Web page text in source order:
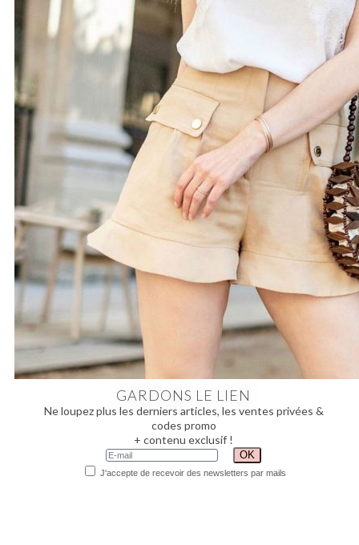
GARDONS LE LIEN
Ne loupez plus les derniers articles, les ventes privées &
codes promo
+ contenu exclusif !
J'accepte de recevoir des newsletters par mails